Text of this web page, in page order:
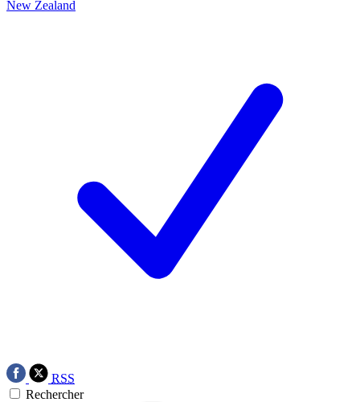
New Zealand
RSS
Rechercher